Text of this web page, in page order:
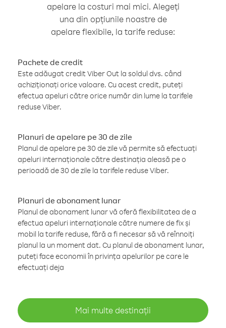
apelare la costuri mai mici. Alegeți
una din opțiunile noastre de
apelare flexibile, la tarife reduse:
Pachete de credit
Este adăugat credit Viber Out la soldul dvs. când
achiziționați orice valoare. Cu acest credit, puteți
efectua apeluri către orice număr din lume la tarifele
reduse Viber.
Planuri de apelare pe 30 de zile
Planul de apelare pe 30 de zile vă permite să efectuați
apeluri internaționale către destinația aleasă pe o
perioadă de 30 de zile la tarifele reduse Viber.
Planuri de abonament lunar
Planul de abonament lunar vă oferă flexibilitatea de a
efectua apeluri internaționale către numere de fix și
mobil la tarife reduse, fără a fi necesar să vă reînnoiți
planul la un moment dat. Cu planul de abonament lunar,
puteți face economii în privința apelurilor pe care le
efectuați deja
Mai multe destinații